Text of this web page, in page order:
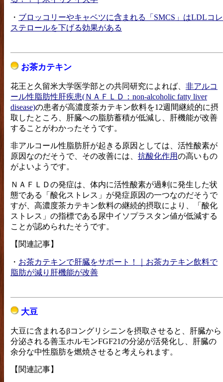
・ ブロッコリーやキャベツに含まれる「SMCS」はLDLコレ
ステロールを下げる効果がある
お茶カテキン
花王と久留米大学医学部との共同研究によれば、 非アルコ
ール性脂肪性肝疾患(ＮＡＦＬＤ：non-alcoholic fatty liver
disease)の患者が高濃度茶カテキン飲料を12週間継続的に摂
取したところ、肝臓への脂肪蓄積が低減し、肝機能が改善
することがわかったそうです。
非アルコール性脂肪肝が起きる原因としては、活性酸素が
原因なのだそうで、その改善には、 抗酸化作用の高いもの
がよいようです。
ＮＡＦＬＤの発症は、体内に活性酸素が過剰に発生した状
態である「酸化ストレス」が発症原因の一つなのだそうで
すが、高濃度茶カテキン飲料の継続的摂取により、「酸化
ストレス」の指標である尿中イソプラスタン値が低減する
ことが認められたそうです。
【関連記事】
・ お茶カテキンで肝臓をサポート！｜お茶カテキン飲料で
脂肪が減り肝機能が改善
大豆
大豆に含まれるβコングリシニンを摂取させると、肝臓から
分泌される善玉ホルモンFGF21の分泌が活発化し、肝臓の
余分な中性脂肪を燃焼させると考えられます。
【関連記事】